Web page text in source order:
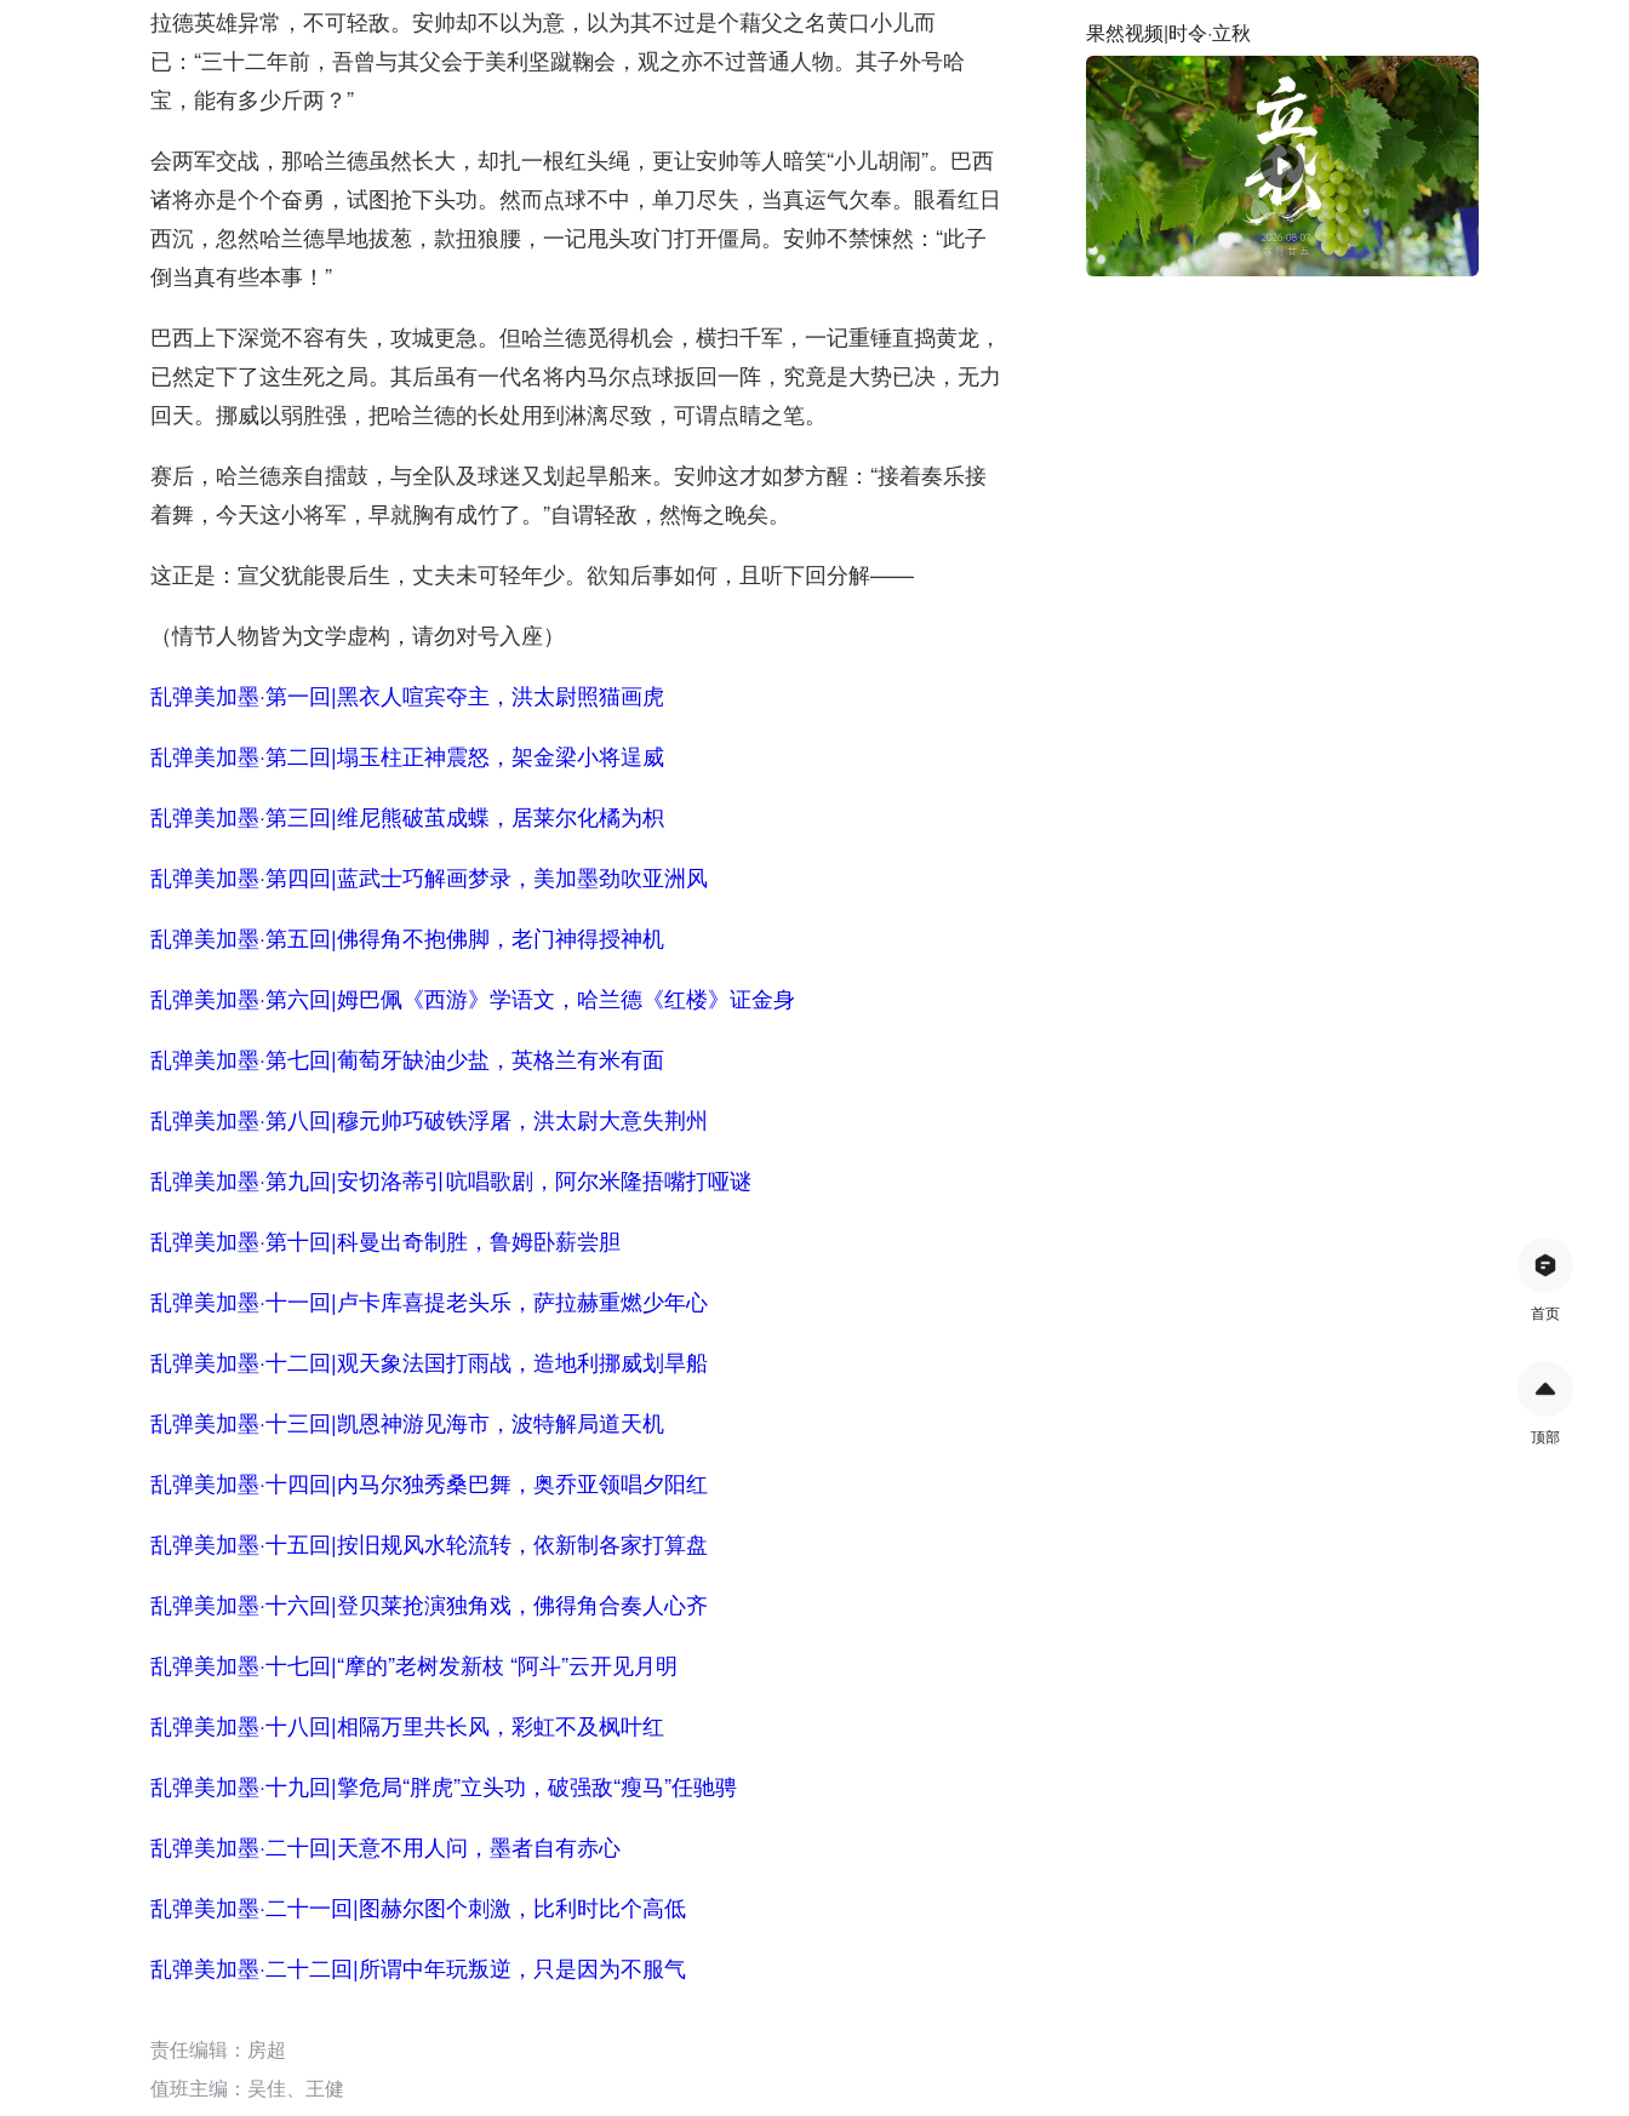
拉德英雄异常，不可轻敌。安帅却不以为意，以为其不过是个藉父之名黄口小儿而
已：“三十二年前，吾曾与其父会于美利坚蹴鞠会，观之亦不过普通人物。其子外号哈
宝，能有多少斤两？”
会两军交战，那哈兰德虽然长大，却扎一根红头绳，更让安帅等人暗笑“小儿胡闹”。巴西
诸将亦是个个奋勇，试图抢下头功。然而点球不中，单刀尽失，当真运气欠奉。眼看红日
西沉，忽然哈兰德旱地拔葱，款扭狼腰，一记甩头攻门打开僵局。安帅不禁悚然：“此子
倒当真有些本事！”
巴西上下深觉不容有失，攻城更急。但哈兰德觅得机会，横扫千军，一记重锤直捣黄龙，
已然定下了这生死之局。其后虽有一代名将内马尔点球扳回一阵，究竟是大势已决，无力
回天。挪威以弱胜强，把哈兰德的长处用到淋漓尽致，可谓点睛之笔。
赛后，哈兰德亲自擂鼓，与全队及球迷又划起旱船来。安帅这才如梦方醒：“接着奏乐接
着舞，今天这小将军，早就胸有成竹了。”自谓轻敌，然悔之晚矣。
这正是：宣父犹能畏后生，丈夫未可轻年少。欲知后事如何，且听下回分解——
（情节人物皆为文学虚构，请勿对号入座）
乱弹美加墨·第一回|黑衣人喧宾夺主，洪太尉照猫画虎
乱弹美加墨·第二回|塌玉柱正神震怒，架金梁小将逞威
乱弹美加墨·第三回|维尼熊破茧成蝶，居莱尔化橘为枳
乱弹美加墨·第四回|蓝武士巧解画梦录，美加墨劲吹亚洲风
乱弹美加墨·第五回|佛得角不抱佛脚，老门神得授神机
乱弹美加墨·第六回|姆巴佩《西游》学语文，哈兰德《红楼》证金身
乱弹美加墨·第七回|葡萄牙缺油少盐，英格兰有米有面
乱弹美加墨·第八回|穆元帅巧破铁浮屠，洪太尉大意失荆州
乱弹美加墨·第九回|安切洛蒂引吭唱歌剧，阿尔米隆捂嘴打哑谜
乱弹美加墨·第十回|科曼出奇制胜，鲁姆卧薪尝胆
乱弹美加墨·十一回|卢卡库喜提老头乐，萨拉赫重燃少年心
乱弹美加墨·十二回|观天象法国打雨战，造地利挪威划旱船
乱弹美加墨·十三回|凯恩神游见海市，波特解局道天机
乱弹美加墨·十四回|内马尔独秀桑巴舞，奥乔亚领唱夕阳红
乱弹美加墨·十五回|按旧规风水轮流转，依新制各家打算盘
乱弹美加墨·十六回|登贝莱抢演独角戏，佛得角合奏人心齐
乱弹美加墨·十七回|“摩的”老树发新枝 “阿斗”云开见月明
乱弹美加墨·十八回|相隔万里共长风，彩虹不及枫叶红
乱弹美加墨·十九回|擎危局“胖虎”立头功，破强敌“瘦马”任驰骋
乱弹美加墨·二十回|天意不用人问，墨者自有赤心
乱弹美加墨·二十一回|图赫尔图个刺激，比利时比个高低
乱弹美加墨·二十二回|所谓中年玩叛逆，只是因为不服气
责任编辑：房超
值班主编： 吴佳、 王健
果然视频|时令·立秋
首页
顶部